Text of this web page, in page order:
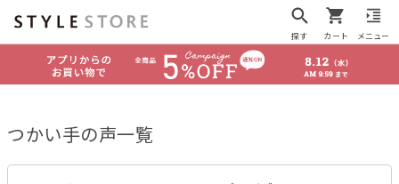
探す カート メニュー
つかい手の声一覧